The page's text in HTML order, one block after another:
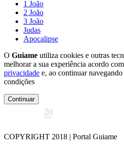
1 João
2 João
3 João
Judas
Apocalipse
O Guiame utiliza cookies e outras
melhorar a sua experiência acordo
privacidade e, ao continuar
condições
Continuar
COPYRIGHT 2018 | Portal Guiame